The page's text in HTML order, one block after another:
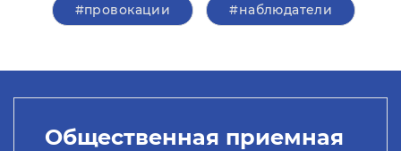
#провокации #наблюдатели
Общественная приемная